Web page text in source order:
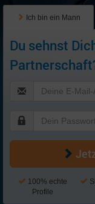
Ich bin ein Mann
Du sehnst
100% echte
Profile